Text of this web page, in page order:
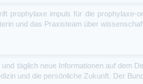
prophylaxe impuls für die prophylaxe-
und das Praxisteam über
täglich neue Informationen auf dem
und die persönliche Zukunft. Der